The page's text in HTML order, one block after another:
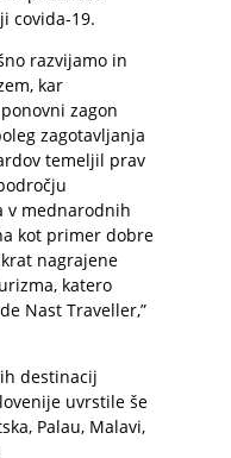
covida-19.
razvijamo in
kar
zagon
zagotavljanja
temeljil prav
v mednarodnih
kot primer dobre
nagrajene
katero
Nast Traveller,”
destinacij
uvrstile še
Palau, Malavi,